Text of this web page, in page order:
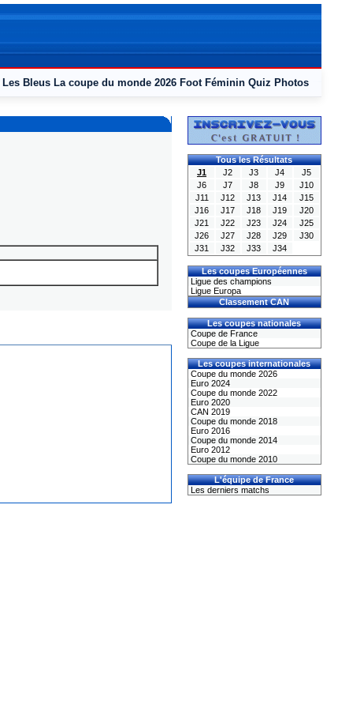
Les Bleus La coupe du monde 2026 Foot Féminin Quiz Photos
Tous les Résultats
J1
J2 J3 J4
J5
J6
J7 J8 J9
J10
J11
J12 J13 J14
J15
J16
J17 J18 J19
J20
J21
J22 J23 J24
J25
J26
J27 J28 J29
J30
J31
J32 J33 J34
Les coupes Européennes
Ligue des champions
Ligue Europa
Classement CAN
Les coupes nationales
Coupe de France
Coupe de la Ligue
Les coupes internationales
Coupe du monde 2026
Euro 2024
Coupe du monde 2022
Euro 2020
CAN 2019
Coupe du monde 2018
Euro 2016
Coupe du monde 2014
Euro 2012
Coupe du monde 2010
L'équipe de France
Les derniers matchs